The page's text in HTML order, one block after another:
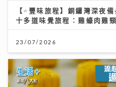
【#豐味旅程】銅鑼灣深夜
十多道味覺旅程：雞蠔肉雞
23/07/2026